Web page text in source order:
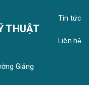
THUẬT
Giảng
Tin tức
Liên hệ